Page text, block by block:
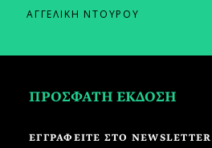
ΑΓΓΕΛΙΚΗ ΝΤΟΥΡΟΥ
ΠΡΟΣΦΑΤΗ ΕΚΔΟΣΗ
ΕΓΓΡΑΦΕΙΤΕ ΣΤΟ NEWSLETTER